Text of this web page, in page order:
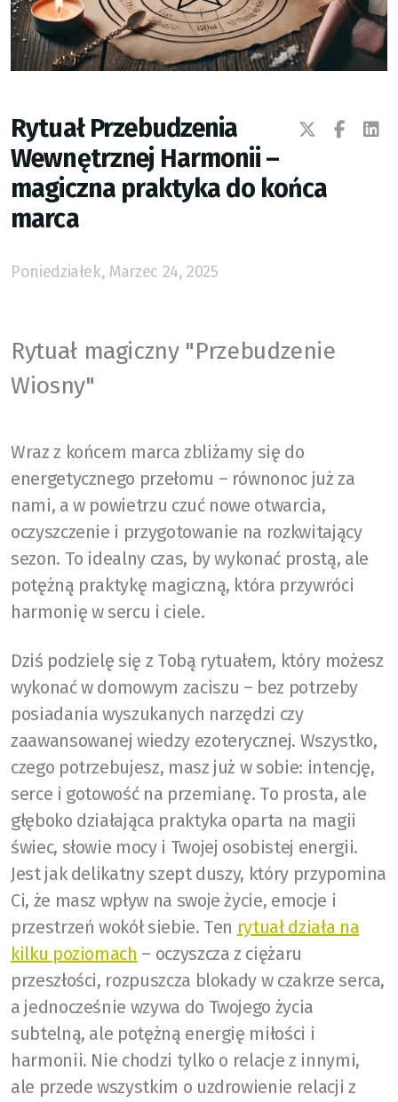
Rytuał Przebudzenia
Wewnętrznej Harmonii –
magiczna praktyka do końca
marca
Poniedziałek, Marzec 24, 2025
Rytuał magiczny "Przebudzenie
Wiosny"
Wraz z końcem marca zbliżamy się do
energetycznego przełomu – równonoc już za
nami, a w powietrzu czuć nowe otwarcia,
oczyszczenie i przygotowanie na rozkwitający
sezon. To idealny czas, by wykonać prostą, ale
potężną praktykę magiczną, która przywróci
harmonię w sercu i ciele.
Dziś podzielę się z Tobą rytuałem, który możesz
wykonać w domowym zaciszu – bez potrzeby
posiadania wyszukanych narzędzi czy
zaawansowanej wiedzy ezoterycznej. Wszystko,
czego potrzebujesz, masz już w sobie: intencję,
serce i gotowość na przemianę. To prosta, ale
głęboko działająca praktyka oparta na magii
świec, słowie mocy i Twojej osobistej energii.
Jest jak delikatny szept duszy, który przypomina
Ci, że masz wpływ na swoje życie, emocje i
przestrzeń wokół siebie. Ten rytuał działa na
kilku poziomach – oczyszcza z ciężaru
przeszłości, rozpuszcza blokady w czakrze serca,
a jednocześnie wzywa do Twojego życia
subtelną, ale potężną energię miłości i
harmonii. Nie chodzi tylko o relacje z innymi,
ale przede wszystkim o uzdrowienie relacji z